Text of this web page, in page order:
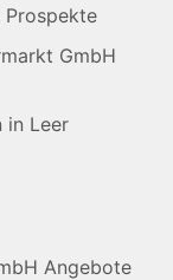
Prospekte
GmbH
in Leer
Angebote